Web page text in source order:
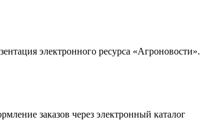
электронного ресурса «Агроновости».
заказов через электронный каталог